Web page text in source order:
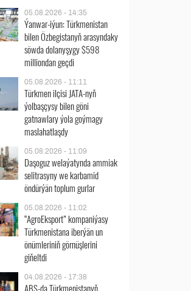
05.08.2026 - 14:35
Ýanwar-iýun: Türkmenistan
bilen Özbegistanyň arasyndaky
söwda dolanyşygy $598
milliondan geçdi
05.08.2026 - 11:11
Türkmen ilçisi JATA-nyň
ýolbaşçysy bilen göni
gatnawlary ýola goýmagy
maslahatlaşdy
05.08.2026 - 11:09
Daşoguz welaýatynda ammiak
selitrasyny we karbamid
öndürýän toplum gurlar
05.08.2026 - 11:02
“AgroEksport” kompaniýasy
Türkmenistana iberýän un
önümleriniň görnüşlerini
giňeltdi
04.08.2026 - 17:38
ABŞ-da Türkmenistanyň